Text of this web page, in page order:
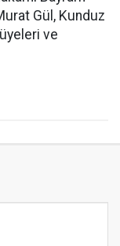
Gül, Kunduz
ve